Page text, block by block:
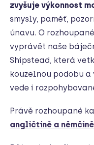
zvyšuje výkonnost
smysly, paměť,
únavu. O
vyprávět naše
Shipstead, která
kouzelnou podobu a
vede i
Právě rozhoupané
angličtině a němčině